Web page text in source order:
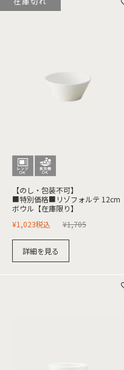
【のし・包装不可】
■特別価格■リゾフォルテ 12cm
ボウル【在庫限り】
¥1,705
¥1,023税込
詳細を見る